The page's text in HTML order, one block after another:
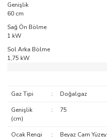
Genişlik
60 cm
Sağ Ön Bölme
1 kW
Sol Arka Bölme
1,75 kW
Gaz Tipi : Doğalgaz
Genişlik
(cm)
: 75
Ocak Rengi : Beyaz Cam Yüzey